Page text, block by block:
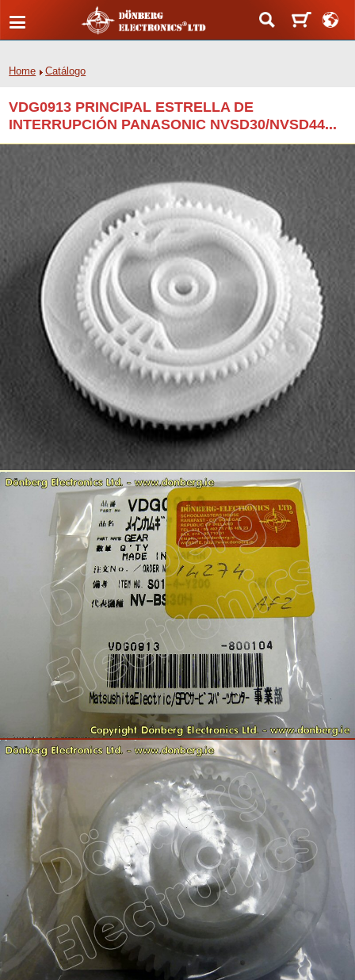
Home Catálogo
VDG0913 PRINCIPAL ESTRELLA DE
INTERRUPCIÓN PANASONIC NVSD30/NVSD44...